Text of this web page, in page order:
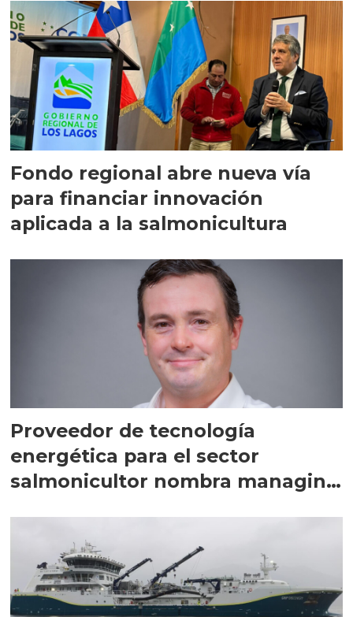
Fondo regional abre nueva vía
para financiar innovación
aplicada a la salmonicultura
Proveedor de tecnología
energética para el sector
salmonicultor nombra managing